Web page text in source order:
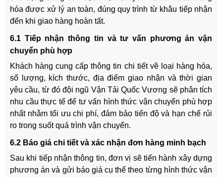
hóa được xử lý an toàn, đúng quy trình từ khâu tiếp nhận
đến khi giao hàng hoàn tất.
6.1 Tiếp nhận thông tin và tư vấn phương án vận
chuyển phù hợp
Khách hàng cung cấp thông tin chi tiết về loại hàng hóa,
số lượng, kích thước, địa điểm giao nhận và thời gian
yêu cầu, từ đó đội ngũ Vận Tải Quốc Vương sẽ phân tích
nhu cầu thực tế để tư vấn hình thức vận chuyển phù hợp
nhất nhằm tối ưu chi phí, đảm bảo tiến độ và hạn chế rủi
ro trong suốt quá trình vận chuyển.
6.2 Báo giá chi tiết và xác nhận đơn hàng minh bạch
Sau khi tiếp nhận thông tin, đơn vị sẽ tiến hành xây dựng
phương án và gửi báo giá cụ thể theo từng hình thức vận